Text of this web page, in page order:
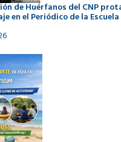
de Huérfanos del CNP
en el Periódico de la